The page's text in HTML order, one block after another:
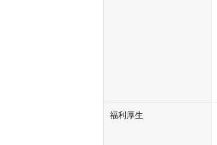
福利厚生